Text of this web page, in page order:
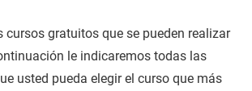
cursos gratuitos que se pueden realizar
le indicaremos todas las
usted pueda elegir el curso que más